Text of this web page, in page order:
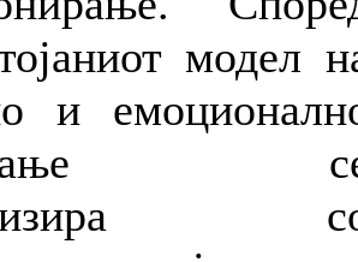
модел
и